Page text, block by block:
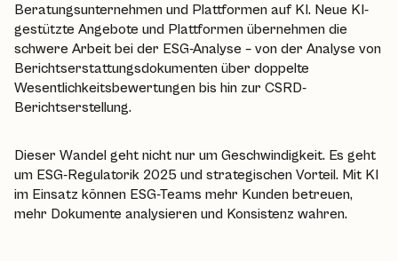
Beratungsunternehmen und Plattformen auf KI. Neue KI-
gestützte Angebote und Plattformen übernehmen die
schwere Arbeit bei der ESG-Analyse – von der Analyse von
Berichtserstattungsdokumenten über doppelte
Wesentlichkeitsbewertungen bis hin zur CSRD-
Berichtserstellung.
Dieser Wandel geht nicht nur um Geschwindigkeit. Es geht
um ESG-Regulatorik 2025 und strategischen Vorteil. Mit KI
im Einsatz können ESG-Teams mehr Kunden betreuen,
mehr Dokumente analysieren und Konsistenz wahren.